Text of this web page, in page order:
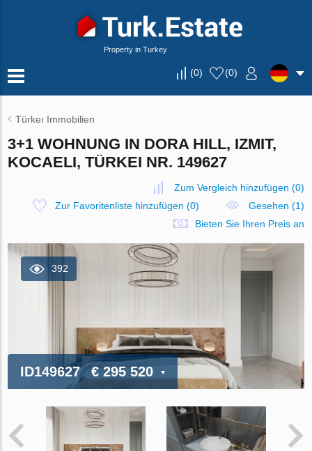
Property in Turkey
(0) (0)
Türkeı Immobilien
3+1 WOHNUNG IN DORA HILL, IZMIT,
KOCAELI, TÜRKEI NR. 149627
Zum Vergleich hinzufügen (0)
Zur Favoritenliste hinzufügen (0)
Gesehen (1)
Bieten Sie Ihren Preis an
392
ID149627 € 295 520